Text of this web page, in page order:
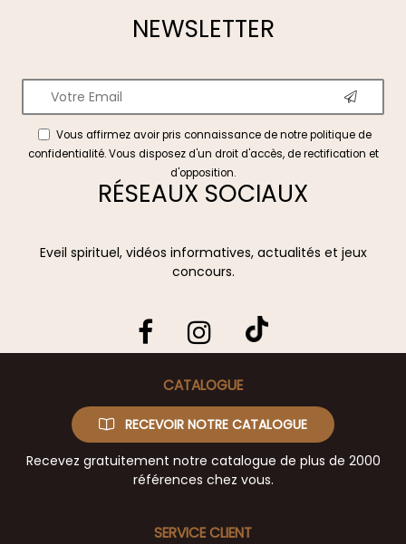
NEWSLETTER
Vous affirmez avoir pris connaissance de notrepolitique de
confidentialité. Vous disposez d'un droit d'accès, de rectification et
d'opposition.
RÉSEAUX SOCIAUX
Eveil spirituel, vidéos informatives, actualités et jeux
concours.
CATALOGUE
RECEVOIR NOTRE CATALOGUE
Recevez gratuitement notre catalogue de plus de 2000
références chez vous.
SERVICE CLIENT